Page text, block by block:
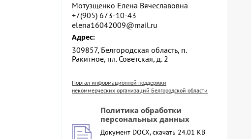
Мотузщенко Елена Вячеславовна
+7(905) 673-10-43
elena16042009@mail.ru
Адрес:
309857, Белгородская область, п.
Ракитное, пл. Советская, д. 2
Портал информационной поддержки
некоммерческих организаций Белгородской области
Политика обработки
персональных данных
Документ DOCX, скачать 24.01 KB